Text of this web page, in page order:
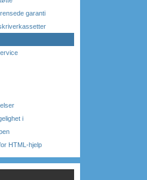
garanti
i
HTML-hjelp